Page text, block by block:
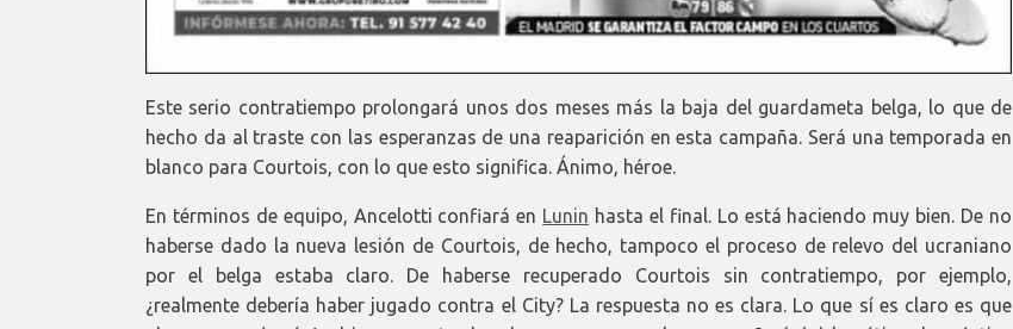
Este serio contratiempo prolongará unos dos meses más la baja del guardameta belga, lo que de
hecho da al traste con las esperanzas de una reaparición en esta campaña. Será una temporada en
blanco para Courtois, con lo que esto significa. Ánimo, héroe.
En términos de equipo, Ancelotti confiará en Lunin hasta el final. Lo está haciendo muy bien. De no
haberse dado la nueva lesión de Courtois, de hecho, tampoco el proceso de relevo del ucraniano
por el belga estaba claro. De haberse recuperado Courtois sin contratiempo, por ejemplo,
¿realmente debería haber jugado contra el City? La respuesta no es clara. Lo que sí es claro es que